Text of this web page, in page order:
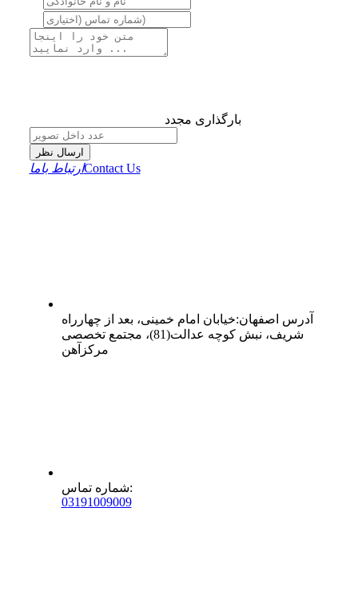
بارگذاری مجدد
ارسال نظر
ارتباط باماContact Us
آدرس اصفهان:خیابان امام خمینی، بعد از چهارراه
شریف، نبش کوچه عدالت(81)، مجتمع تخصصی
مرکزآهن
شماره تماس:
03191009009